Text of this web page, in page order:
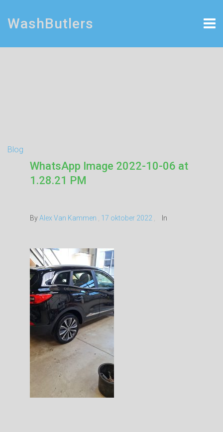
WashButlers
Blog
WhatsApp Image 2022-10-06 at
1.28.21 PM
ByAlex Van Kammen 17 oktober 2022 In